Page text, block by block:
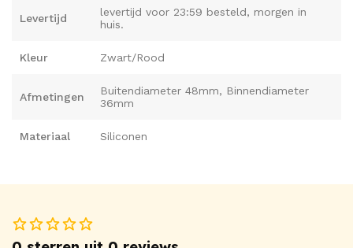
Levertijd
levertijd voor 23:59 besteld, morgen in
huis.
Kleur Zwart/Rood
Afmetingen
Buitendiameter 48mm, Binnendiameter
36mm
Materiaal Siliconen